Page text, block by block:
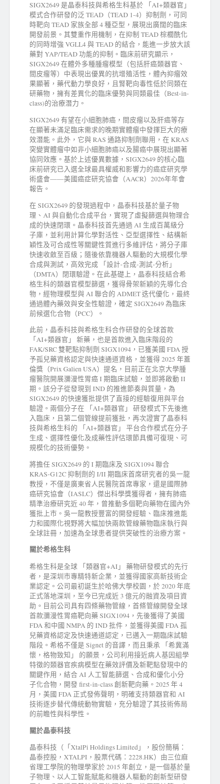
SIGX2649 是晶泰科技與希格生科基於 「AI+類器官」
模式合作研發的泛 TEAD（TEAD 1-4）抑制劑，可同
時靶向 TEAD 家族全部 4 種亞型，展現出廣闊的臨床
開發前景。其雙重作用機制，在抑制 TEAD 棕櫚酰化
的同時增強 VGLL4 與 TEAD 的結合，能進一步放大該
藥對 YAP/TEAD 功能的抑制。臨床前研究顯示，
SIGX2649 在體外多種腫瘤模型（包括肝癌類器官、
間皮瘤等）中表現出優異的抗增殖活性，體內抑瘤效
果顯著，藥代動力學良好，且腎靶向毒性低於同類在
研藥物，擁有差異化的臨床優勢與同類最佳（Best-in-
class)的治療潛力。
SIGX2649 有望在小細胞肺癌，間皮瘤以及肝癌等存
在顯著未滿足臨床需求的晚期實體瘤中發揮巨大的療
效潛能。此外，它與 RAS 通路抑制劑聯用，在 KRAS
突變實體瘤中如非小細胞肺癌以及腸癌中展現出顯著
協同效應。基於上述優異數據，SIGX2649 的核心臨
床前研究已入選全球最具權威和影響力的癌症研究學
術盛會——美國癌症研究協會（AACR）2026年年會
報告。
在 SIGX2649 的發現過程中，晶泰科技基於量子物
理、AI 與自動化合成平台，實現了虛擬篩選與物理合
成的快速閉環。晶泰科技首先通過 AI 生成百萬級分
子庫，並利用計算化學對活性、亞型選擇性、結構新
穎性及可合成性等關鍵性質進行多維評估，將分子庫
快速收斂至百級；隨後依靠機器人驅動的大規模化學
合成與測試，高效完成 「設計-合成-測試-分析」
（DMTA）閉環驗證。在此基礎上，晶泰科技結合希
格生科的類器官模型篩選，獲得骨架新穎的先導化合
物，經物理模型與 AI 聯合的 ADMET 迭代優化，最終
通過體內藥效與安全性驗證，確定 SIGX2649 為臨床
前候選化合物（PCC）。
此前，晶泰科技與希格生科合作研發的全球首款
「AI+類器官」 新藥，也是首款進入臨床階段的
FAK/SRC 雙靶點抑制劑 SIGX1094，已獲美國 FDA 授
予孤兒藥資格認定與快速通道資格，並獲得 2025 年蓋
倫獎（Prix Galien USA）提名，目前正在北京大學腫
瘤醫院開展瀰漫性胃癌 I 期臨床試驗，並即將啟動 II
期。該分子從發現到 IND 的推進節奏與質量，為
SIGX2649 的快速獲批提供了直接的經驗復用與平台
驗證。兩個分子在 「AI+類器官」 研發模式下先後進
入臨床，且第二個管線提前獲批，再次證實了晶泰科
技與希格生科的 「AI+類器官」 平台合作模式在分子
生成、選擇性優化及成藥性評估環節具備可復現、可
規模化的技術優勢。
將擔任 SIGX2649 的 I 期臨床及 SIGX1094 聯合
KRAS-G12C 抑制劑的 I/II 期臨床首席研究者的吳一龍
教授，不僅是廣東省人民醫院首席專家，還是國際肺
癌研究協會（IASLC）傑出科學獎獲得者，擁有肺癌
精準治療研究近 40 年，曾推動多個靶向藥物在國內外
獲批上市。吳一龍教授豐富的開發經驗、臨床推進能
力和國際化視野將大幅加快兩款管線藥物臨床執行與
全球註冊，加速為全球患者提供突破性的治療方案。
關於希格生科
希格生科是全球 「類器官+AI」 藥物研發模式的先行
者，是深圳市專精特新企業，並獲得國家高新技術企
業認定。公司最初誕生於哈佛大學校園，於 2020 年底
正式落地深圳，至今已完成近 3 億元的融資及項目資
助。目前公司具有四條藥物管線，首條管線開發全球
首款瀰漫性胃癌靶向藥 SIGX1094，先後獲得了美國
FDA 和中國 NMPA 的 IND 批件，並獲得美國 FDA 孤
兒藥資格認定及快速通道認定，已邁入一期臨床試驗
階段。希格不僅是 Signet 的音譯，而且秉承 「希冀滿
懷，格物致知」 的願景，公司利用接近病人基因組學
特徵的類器官疾病模型在藥效評價及新靶點發現中的
關鍵作用，結合 AI 人工智能篩選、合成和優化小分
子化合物，開發 first-in-class 創新靶向藥。2025 年 4
月，美國 FDA 正式發佈聲明，明確支持類器官和 AI
技術逐步替代傳統動物實驗，充分驗證了其技術佈局
的前瞻性與科學性。
關於晶泰科技
晶泰科技（「XtalPi Holdings Limited」，股份簡稱：
晶泰控股，XTALPI，股票代碼：2228.HK）由三位麻
省理工學院的物理學家於 2015 年創立，是一個基於量
子物理、以人工智能賦能和機器人驅動的創新型研發